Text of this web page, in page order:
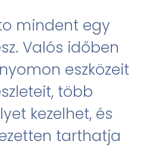
mindent egy
Valós időben
eszközeit
több
kezelhet, és
tarthatja